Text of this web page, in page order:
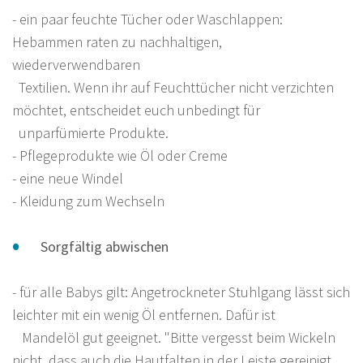
- ein paar feuchte Tücher oder Waschlappen:
Hebammen raten zu nachhaltigen,
wiederverwendbaren
Textilien. Wenn ihr auf Feuchttücher nicht verzichten
möchtet, entscheidet euch unbedingt für
unparfümierte Produkte.
- Pflegeprodukte wie Öl oder Creme
- eine neue Windel
- Kleidung zum Wechseln
Sorgfältig abwischen
- für alle Babys gilt: Angetrockneter Stuhlgang lässt sich
leichter mit ein wenig Öl entfernen. Dafür ist
Mandelöl gut geeignet. "Bitte vergesst beim Wickeln